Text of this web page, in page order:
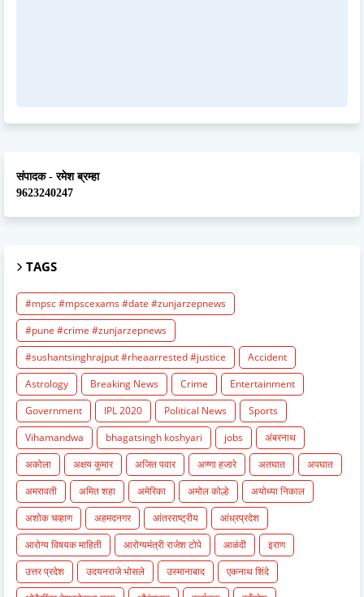
संपादक - रमेश ब्रम्हा
9623240247
TAGS
#mpsc #mpscexams #date #zunjarzepnews
#pune #crime #zunjarzepnews
#sushantsinghrajput #rheaarrested #justice
Accident
Astrology
Breaking News Crime
Entertainment
Government
IPL 2020 Political News
Sports
Vihamandwa
bhagatsingh koshyari jobs
अंबरनाथ
अकोला
अक्षय कुमार अजित पवार अण्णा हजारे अतघात
अपघात
अमरावती
अमित शहा अमेरिका अमोल कोल्हे
अयोध्या निकाल
अशोक चव्हाण
अहमदनगर आंतरराष्ट्रीय
आंध्रप्रदेश
आरोग्य विषयक माहिती
आरोग्यमंत्री राजेश टोपे आळंदी
इराण
उत्तर प्रदेश
उदयनराजे भोसले उस्मानाबाद
एकनाथ शिंदे